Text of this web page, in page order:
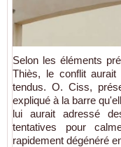
Selon les éléments
Thiès, le conflit
tendus. O. Ciss,
expliqué à la barre
lui aurait adressé
tentatives pour
rapidement dégénéré